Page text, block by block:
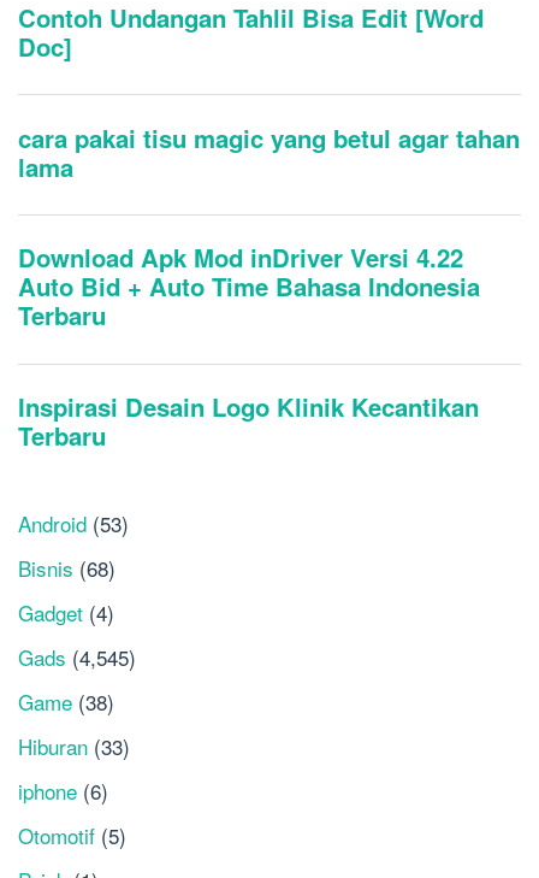
Android (53)
Bisnis (68)
Gadget (4)
Gads (4,545)
Game (38)
Hiburan (33)
iphone (6)
Otomotif (5)